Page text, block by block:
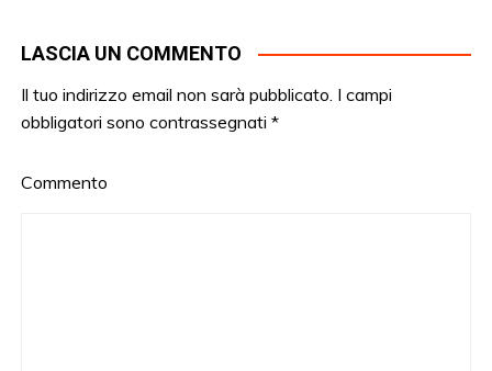
LASCIA UN COMMENTO
Il tuo indirizzo email non sarà pubblicato. I campi
obbligatori sono contrassegnati*
Commento